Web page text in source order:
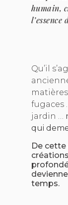
humain,
l’essence
Qu’il
fugaces
jardin …
qui
De
temps.